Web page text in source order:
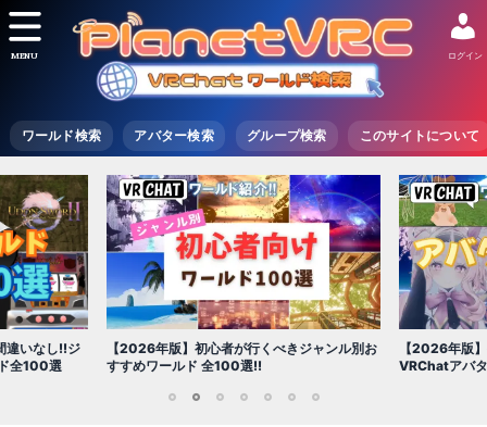
ワールド検索 アバター検索 グループ検索 このサイトについて
ログイン
MENU
違いなし!!ジ
全100選
【2026年版】初心者が行くべきジャンル別お
すすめワールド 全100選!!
【2026年版
VRChatアバ